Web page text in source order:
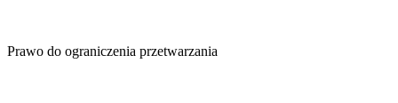
Prawo do ograniczenia przetwarzania